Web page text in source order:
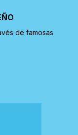
de famosas